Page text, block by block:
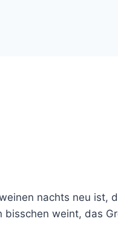
nachts neu ist,
weint, das